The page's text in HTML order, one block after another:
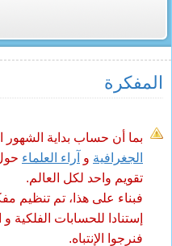
المفکرة
بما أن حساب بداية الشهور
الجغرافية و آراء العلماء
تقويم واحد لكل العالم.
فبناء على هذا، تم تنظيم
إستنادا للحسابات الفلكية
فنرجوا الإنتباه.